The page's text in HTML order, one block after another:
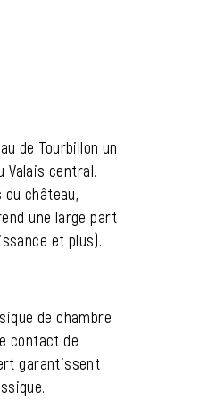
de Tourbillon un
Valais central.
château,
une large part
et plus).
de chambre
contact de
garantissent